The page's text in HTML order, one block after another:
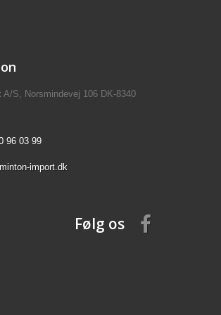
A/S, Norsmindevej 106 DK-8340
96 03 99
import.dk
Følg os